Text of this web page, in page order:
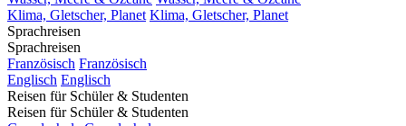
Klima, Gletscher, Planet Klima, Gletscher, Planet
Sprachreisen
Sprachreisen
Französisch Französisch
Englisch Englisch
Reisen für Schüler & Studenten
Reisen für Schüler & Studenten